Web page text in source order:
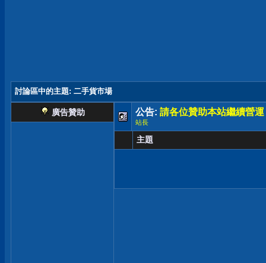
討論區中的主題: 二手貨市場
廣告贊助 公告: 請各位贊助本站繼續營運
站長
主題